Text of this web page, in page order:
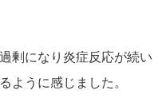
剰になり炎症反応が続い
ように感じました。